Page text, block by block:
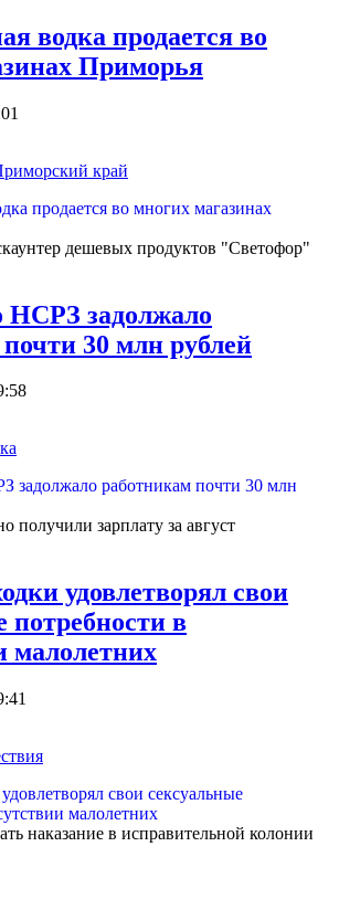
водка продается во
Приморья
край
дешевых продуктов "Светофор"
НСРЗ задолжало
30 млн рублей
получили зарплату за август
удовлетворял свои
потребности в
малолетних
наказание в исправительной колонии